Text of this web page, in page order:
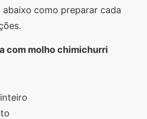
abaixo como preparar cada
com molho chimichurri